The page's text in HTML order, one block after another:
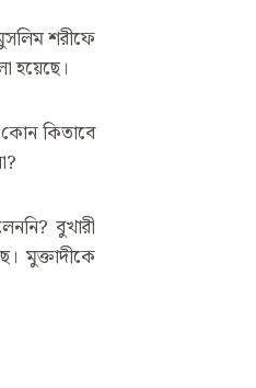
শরীফে
হয়েছে।
কোন কিতাবে
বুখারী
মুক্তাদীকে